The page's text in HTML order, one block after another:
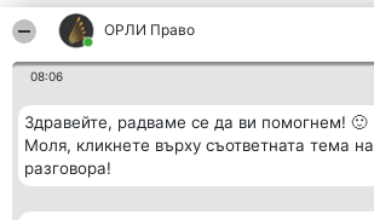
ОРЛИ Право
08:06
Здравейте, радваме се да ви помогнем! 🙂
Моля, кликнете върху съответната тема на
разговора!